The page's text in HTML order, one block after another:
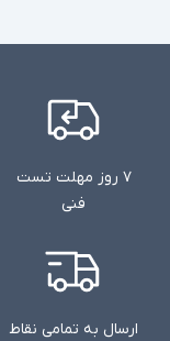
۷ روز مهلت تست
فنی
ارسال به تمامی نقاط